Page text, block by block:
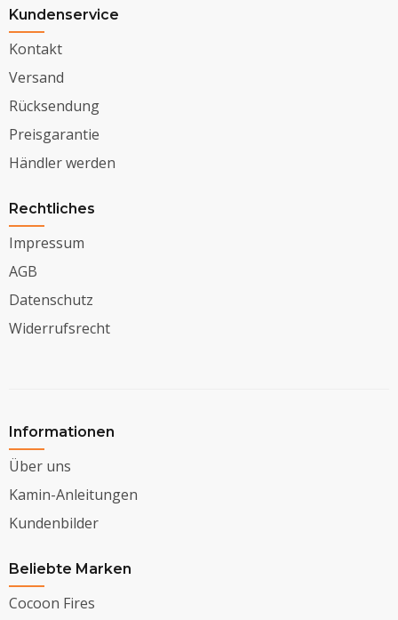
Kundenservice
Kontakt
Versand
Rücksendung
Preisgarantie
Händler werden
Rechtliches
Impressum
AGB
Datenschutz
Widerrufsrecht
Informationen
Über uns
Kamin-Anleitungen
Kundenbilder
Beliebte Marken
Cocoon Fires